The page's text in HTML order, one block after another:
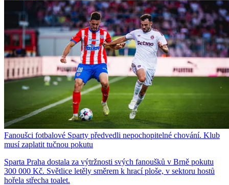
Fanoušci fotbalové Sparty předvedli nepochopitelné chování. Klub
musí zaplatit tučnou pokutu
Sparta Praha dostala za výtržnosti svých fanoušků v Brně pokutu
300 000 Kč. Světlice letěly směrem k hrací ploše, v sektoru hostů
hořela střecha toalet.